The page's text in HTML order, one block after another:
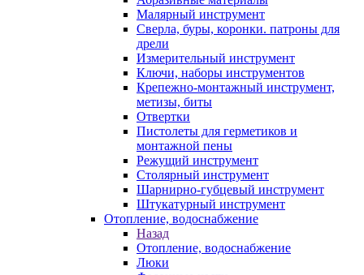
Малярный инструмент
Сверла, буры, коронки. патроны для
дрели
Измерительный инструмент
Ключи, наборы инструментов
Крепежно-монтажный инструмент,
метизы, биты
Отвертки
Пистолеты для герметиков и
монтажной пены
Режущий инструмент
Столярный инструмент
Шарнирно-губцевый инструмент
Штукатурный инструмент
Отопление, водоснабжение
Назад
Отопление, водоснабжение
Люки